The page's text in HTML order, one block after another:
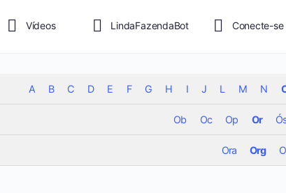
Vídeos LindaFazendaBot Conecte-se
A B C D E F G H I J L M N
Ob Oc Op Or
Ora Org